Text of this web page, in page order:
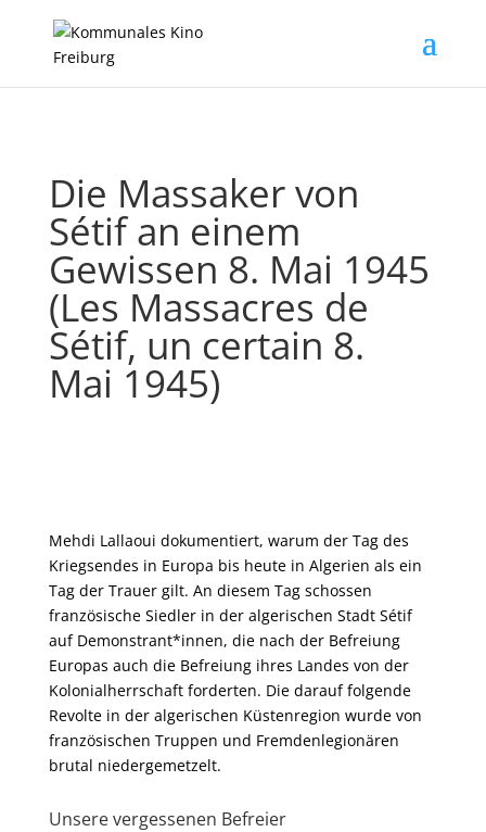
Die Massaker von
Sétif an einem
Gewissen 8. Mai 1945
(Les Massacres de
Sétif, un certain 8.
Mai 1945)
Mehdi Lallaoui dokumentiert, warum der Tag des
Kriegsendes in Europa bis heute in Algerien als ein
Tag der Trauer gilt. An diesem Tag schossen
französische Siedler in der algerischen Stadt Sétif
auf Demonstrant*innen, die nach der Befreiung
Europas auch die Befreiung ihres Landes von der
Kolonialherrschaft forderten. Die darauf folgende
Revolte in der algerischen Küstenregion wurde von
französischen Truppen und Fremdenlegionären
brutal niedergemetzelt.
Unsere vergessenen Befreier